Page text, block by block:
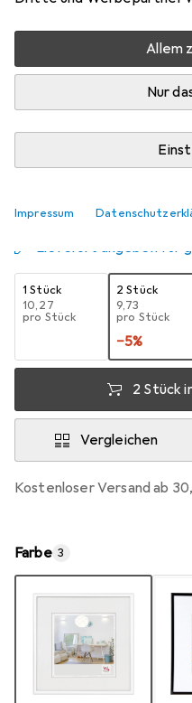
Allem
Nur
Impressum
Bewertungen
Zwischen Fr, 14.8. und
Mehr als 10 Stück an
Lieferort angeben für
1 Stück
EUR
10,27
pro Stück
2 Stück
EUR
9,73
pro Stück
−5%
2 Stück
Vergleichen
Kostenloser Versand ab
Farbe 3